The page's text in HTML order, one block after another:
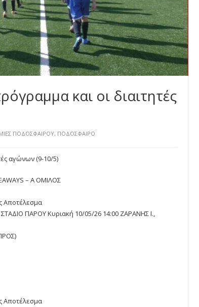
και οι διαιτητές
ΠΟΔΟΣΦΑΙΡΟΥ, ΠΟΔΟΣΦΑΙΡΟ
αγώνων (9-10/5)
– A ΟΜΙΛΟΣ
Αποτέλεσμα
ΠΑΡΟΥ Κυριακή 10/05/26 14:00 ΖΑΡΑΝΗΣ Ι.,
Αποτέλεσμα